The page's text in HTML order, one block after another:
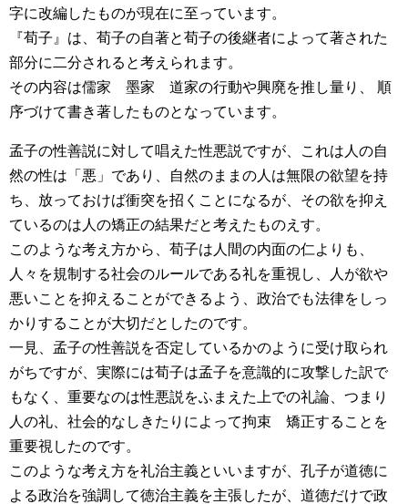
字に改編したものが現在に至っています。
『荀子』は、荀子の自著と荀子の後継者によって著された
部分に二分されると考えられます。
その内容は儒家 墨家 道家の行動や興廃を推し量り、 順
序づけて書き著したものとなっています。
孟子の性善説に対して唱えた性悪説ですが、これは人の自
然の性は「悪」であり、自然のままの人は無限の欲望を持
ち、放っておけば衝突を招くことになるが、その欲を抑え
ているのは人の矯正の結果だと考えたものえす。
このような考え方から、荀子は人間の内面の仁よりも、
人々を規制する社会のルールである礼を重視し、人が欲や
悪いことを抑えることができるよう、政治でも法律をしっ
かりすることが大切だとしたのです。
一見、孟子の性善説を否定しているかのように受け取られ
がちですが、実際には荀子は孟子を意識的に攻撃した訳で
もなく、重要なのは性悪説をふまえた上での礼論、つまり
人の礼、社会的なしきたりによって拘束 矯正することを
重要視したのです。
このような考え方を礼治主義といいますが、孔子が道徳に
よる政治を強調して徳治主義を主張したが、道徳だけで政